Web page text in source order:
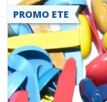
PROMO ETE